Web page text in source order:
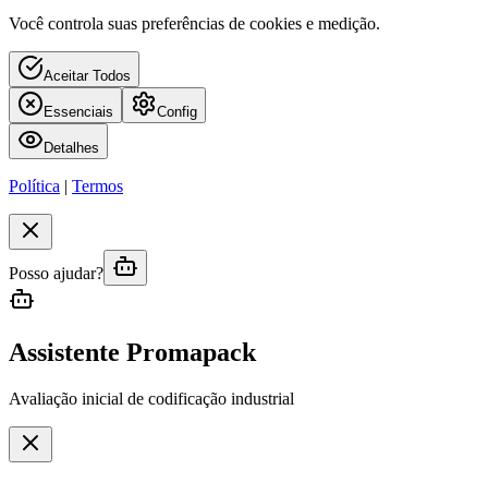
Você controla suas preferências de cookies e medição.
Aceitar Todos
Essenciais Config
Detalhes
Política | Termos
Posso ajudar?
Assistente Promapack
Avaliação inicial de codificação industrial